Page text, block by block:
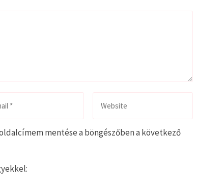
mentése a böngészőben a következő